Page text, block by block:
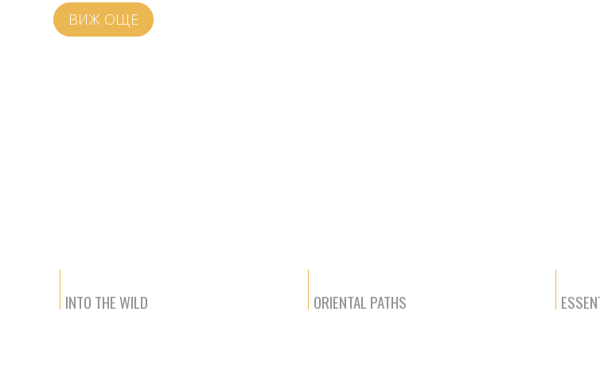
ВИЖ ОЩЕ
INTO THE WILD ORIENTAL PATHS